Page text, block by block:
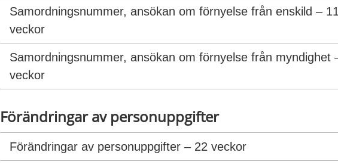
Samordningsnummer, ansökan om förnyelse från enskild – 11
veckor
Samordningsnummer, ansökan om förnyelse från myndighet
veckor
Förändringar av personuppgifter
Förändringar av personuppgifter – 22 veckor